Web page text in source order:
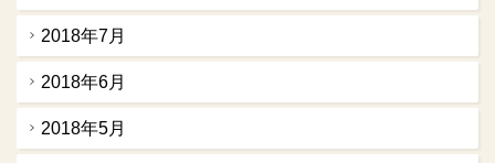
2018年7月
2018年6月
2018年5月